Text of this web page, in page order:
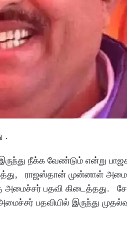
.
நீக்க வேண்டும் என்று
ராஜஸ்தான் முன்னாள்
பதவி கிடைத்தது.
பதவியில் இருந்து